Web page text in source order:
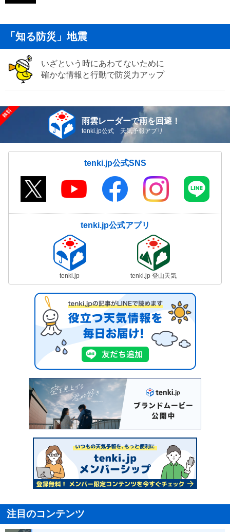
「知る防災」地震
いざという時にあわてないために
確かな情報と行動で防災力アップ
雨雲レーダーで雨を回避！
tenki.jp公式 天気予報アプリ
tenki.jp公式SNS
tenki.jp公式アプリ
tenki.jp tenki.jp 登山天気
注目のコンテンツ